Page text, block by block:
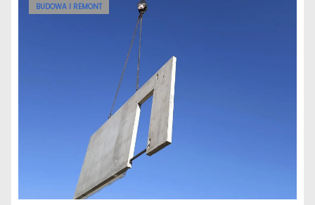
BUDOWA I REMONT